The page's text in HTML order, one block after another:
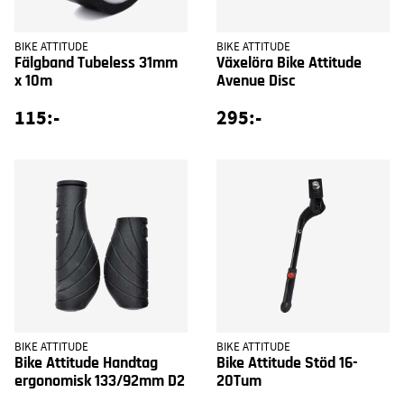
BIKE ATTITUDE
Fälgband Tubeless 31mm
x 10m
115:-
BIKE ATTITUDE
Växelöra Bike Attitude
Avenue Disc
295:-
BIKE ATTITUDE
Bike Attitude Handtag
ergonomisk 133/92mm D2
BIKE ATTITUDE
Bike Attitude Stöd 16-
20Tum